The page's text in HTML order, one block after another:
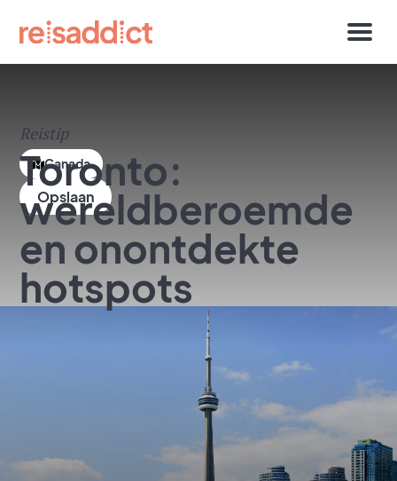
Canada
Reistip
Toronto:
wereldberoemde
en onontdekte
hotspots